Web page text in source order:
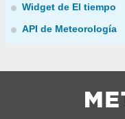
Widget de El tiempo
API de Meteorología